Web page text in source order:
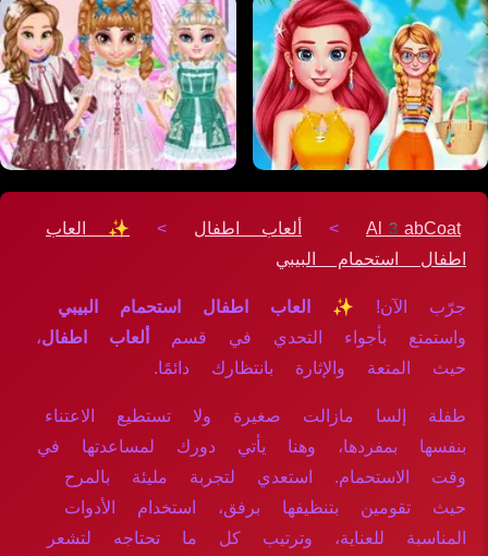
Al3abCoat
> ألعاب اطفال >
✨ العاب
اطفال استحمام البيبي
جرّب الآن! ✨ العاب اطفال استحمام البيبي
واستمتع بأجواء التحدي في قسم
ألعاب اطفال،
حيث المتعة والإثارة بانتظارك دائمًا.
طفلة إلسا مازالت صغيرة ولا تستطيع الاعتناء
بنفسها بمفردها، وهنا يأتي دورك لمساعدتها في
وقت الاستحمام. استعدي لتجربة مليئة بالمرح
حيث تقومين بتنظيفها برفق، استخدام الأدوات
المناسبة للعناية، وترتيب كل ما تحتاجه لتشعر